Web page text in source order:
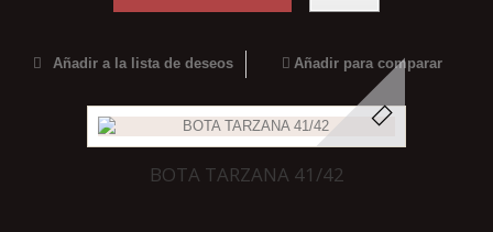
Añadir a la lista de deseos Añadir para comparar
BOTA TARZANA 41/42